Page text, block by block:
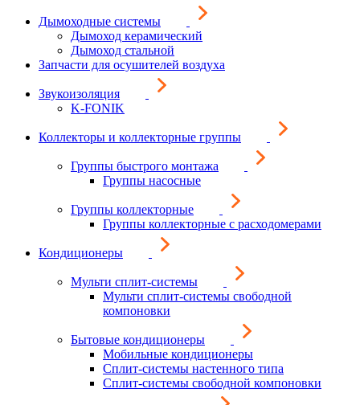
Дымоходные системы
Дымоход керамический
Дымоход стальной
Запчасти для осушителей воздуха
Звукоизоляция
K-FONIK
Коллекторы и коллекторные группы
Группы быстрого монтажа
Группы насосные
Группы коллекторные
Группы коллекторные с расходомерами
Кондиционеры
Мульти сплит-системы
Мульти сплит-системы свободной
компоновки
Бытовые кондиционеры
Мобильные кондиционеры
Сплит-системы настенного типа
Сплит-системы свободной компоновки